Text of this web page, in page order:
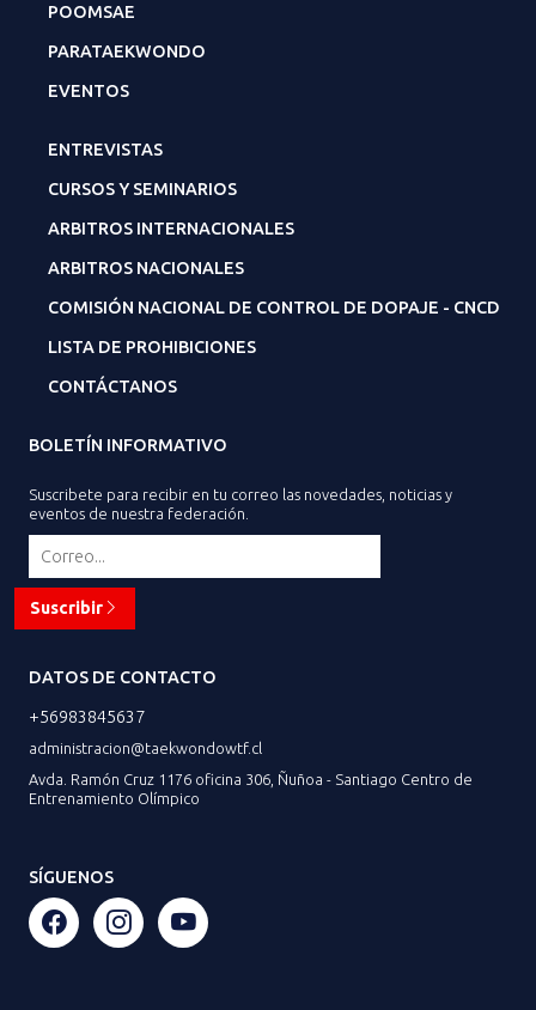
POOMSAE
PARATAEKWONDO
EVENTOS
ENTREVISTAS
CURSOS Y SEMINARIOS
ARBITROS INTERNACIONALES
ARBITROS NACIONALES
COMISIÓN NACIONAL DE CONTROL DE DOPAJE - CNCD
LISTA DE PROHIBICIONES
CONTÁCTANOS
BOLETÍN INFORMATIVO
Suscribete para recibir en tu correo las novedades, noticias y
eventos de nuestra federación.
Suscribir
DATOS DE CONTACTO
+56983845637
administracion@taekwondowtf.cl
Avda. Ramón Cruz 1176 oficina 306, Ñuñoa - Santiago Centro de
Entrenamiento Olímpico
SÍGUENOS